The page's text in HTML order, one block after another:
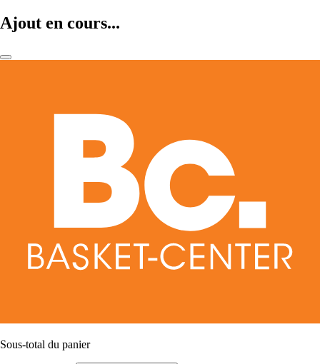
Ajout en cours...
Sous-total du panier